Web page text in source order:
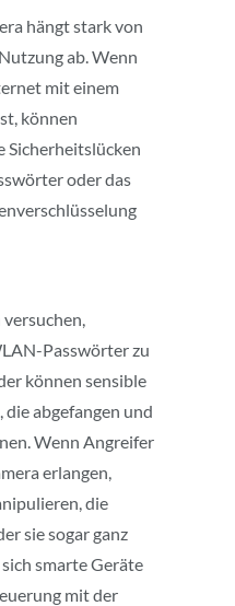
hängt stark von
ab. Wenn
mit einem
können
Sicherheitslücken
oder das
Passwörter zu
können sensible
abgefangen und
Wenn Angreifer
erlangen,
die
sie sogar ganz
smarte Geräte
mit der